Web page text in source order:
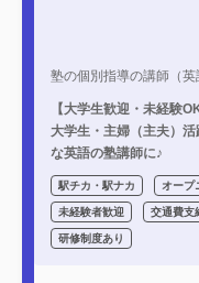
塾の個別指導の講師（英
【大学生歓迎・未経験
大学生・主婦（主夫）
な英語の塾講師に♪
駅チカ・駅ナカ オープ
未経験者歓迎 交通費支
研修制度あり